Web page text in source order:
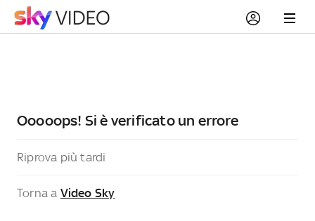
Ooooops! Si è verificato un errore
Riprova più tardi
Torna a Video Sky